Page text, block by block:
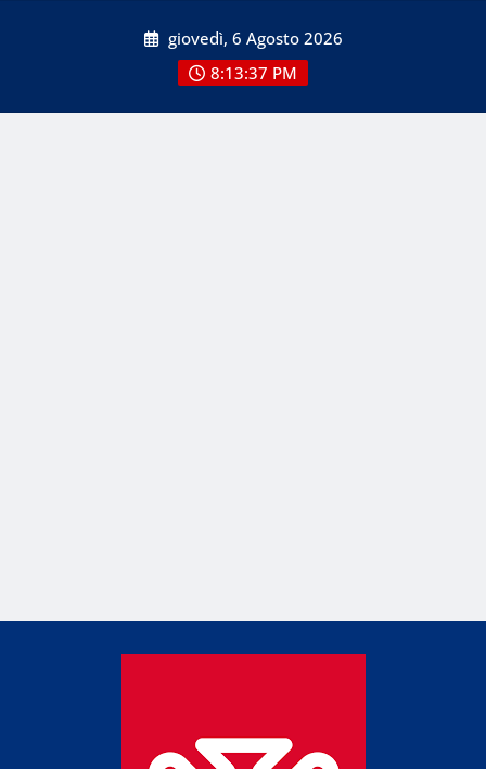
giovedì, 6 Agosto 2026
8:13:38 PM